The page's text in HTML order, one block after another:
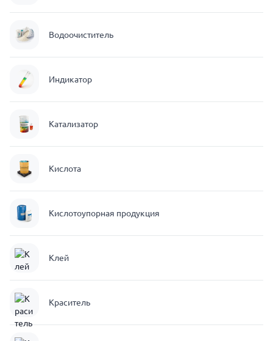
Водоочиститель
Индикатор
Катализатор
Кислота
Кислотоупорная продукция
Клей
Краситель